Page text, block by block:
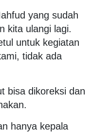
yang sudah
kita ulangi lagi.
untuk kegiatan
tidak ada
bisa dikoreksi dan
hanya kepala